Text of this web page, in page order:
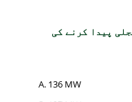
پیدا کرنے کی
136 MW